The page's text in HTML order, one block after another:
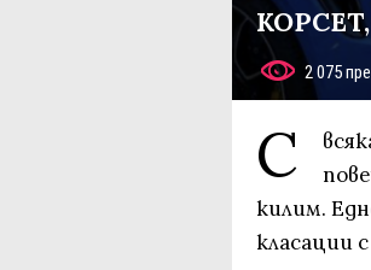
2 075
С
килим.
класации